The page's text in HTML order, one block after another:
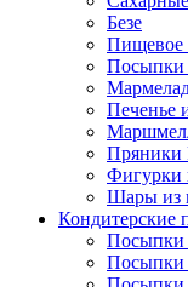
Безе
Пищевое
Посыпки
Печенье
Фигурки
Шары из
Кондитерские
Посыпки
Посыпки